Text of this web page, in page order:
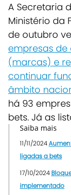
A Secretaria
Ministério da
de outubro
empresas de
(marcas) e
continuar
âmbito
há 93
bets. Já as
Saiba mais
11/11/2024
ligadas a bets
17/10/2024
implementado